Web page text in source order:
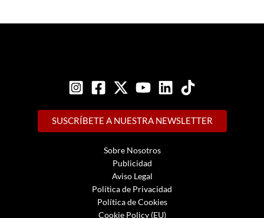
SUSCRÍBETE A NUESTRA NEWSLETTER
Sobre Nosotros
Publicidad
Aviso Legal
Política de Privacidad
Política de Cookies
Cookie Policy (EU)